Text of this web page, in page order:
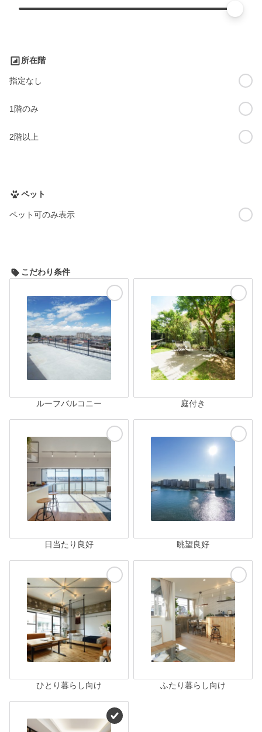
所在階
指定なし
1階のみ
2階以上
ペット
ペット可のみ表示
こだわり条件
ルーフバルコニー 庭付き
日当たり良好 眺望良好
ひとり暮らし向け ふたり暮らし向け